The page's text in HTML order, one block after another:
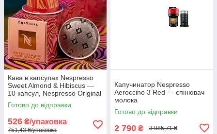
Кава в капсулах Nespresso
Sweet Almond & Hibiscus —
10 капсул, Nespresso Original
Готово до відправки
526 ₴/упаковка
751,43 ₴/упаковка
Капучинатор Nespresso
Aeroccino 3 Red — спінювач
молока
Готово до відправки
2 790 ₴ 3 985,71 ₴